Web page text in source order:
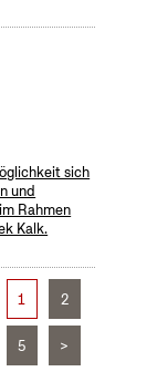
sich
und
Rahmen
Kalk.
1 2
5 >